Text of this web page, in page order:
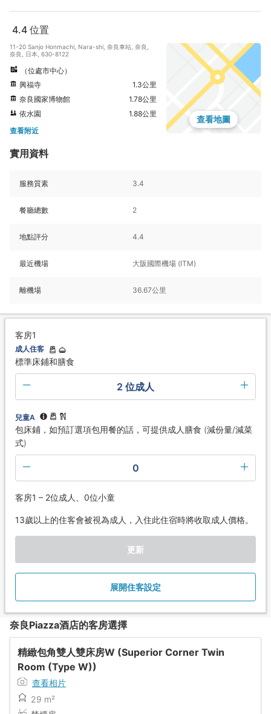
4.4 位置
11-20 Sanjo Honmachi, Nara-shi, 奈良車站, 奈良,
奈良, 日本, 630-8122
（位處市中心）
興福寺
1.3公里
奈良國家博物館
1.78公里
依水園
1.88公里
查看附近
查看地圖
實用資料
服務質素 3.4
餐廳總數 2
地點評分 4.4
最近機場 大阪國際機場 (ITM)
離機場 36.67公里
客房1
成人住客
標準床鋪和膳食
2 位成人
兒童A
包床鋪，如預訂選項包用餐的話，可提供成人膳食 (減份量/減菜
式)
0
客房1 – 2位成人、0位小童
13歲以上的住客會被視為成人，入住此住宿時將收取成人價格。
更新
展開住客設定
奈良Piazza酒店的客房選擇
精緻包角雙人雙床房W (Superior Corner Twin
Room (Type W))
查看相片
29 m²